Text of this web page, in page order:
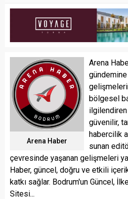
Arena Haber
Arena
bölgesel
ilgilendiren
güvenilir,
habercilik
sunan
çevresinde yaşanan gelişmeleri
Haber, güncel, doğru ve etkili
katkı sağlar. Bodrum'un Güncel,
Sitesi...